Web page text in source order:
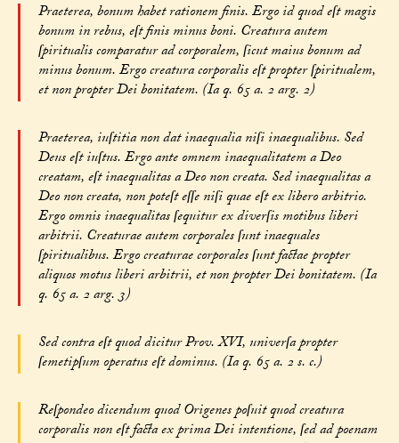
Praeterea, bonum habet rationem finis. Ergo id quod eſt magis
bonum in rebus, eſt finis minus boni. Creatura autem
ſpiritualis comparatur ad corporalem, ſicut maius bonum ad
minus bonum. Ergo creatura corporalis eſt propter ſpiritualem,
et non propter Dei bonitatem. (Ia q. 65 a. 2 arg. 2)
Praeterea, iuſtitia non dat inaequalia niſi inaequalibus. Sed
Deus eſt iuſtus. Ergo ante omnem inaequalitatem a Deo
creatam, eſt inaequalitas a Deo non creata. Sed inaequalitas a
Deo non creata, non poteſt eſſe niſi quae eſt ex libero arbitrio.
Ergo omnis inaequalitas ſequitur ex diverſis motibus liberi
arbitrii. Creaturae autem corporales ſunt inaequales
ſpiritualibus. Ergo creaturae corporales ſunt factae propter
aliquos motus liberi arbitrii, et non propter Dei bonitatem. (Ia
q. 65 a. 2 arg. 3)
Sed contra eſt quod dicitur Prov. XVI, univerſa propter
ſemetipſum operatus eſt dominus. (Ia q. 65 a. 2 s. c.)
Reſpondeo dicendum quod Origenes poſuit quod creatura
corporalis non eſt facta ex prima Dei intentione, ſed ad poenam